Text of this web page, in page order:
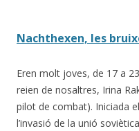
Nachthexen, les
Eren molt joves, de 17 a
reien de nosaltres, Irina
pilot de combat). Iniciada
l’invasió de la unió